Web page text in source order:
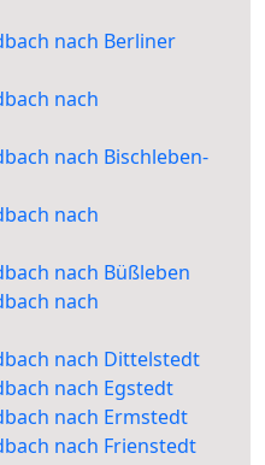
nach Berliner
nach
nach Bischleben-
nach
nach Büßleben
nach
nach Dittelstedt
nach Egstedt
nach Ermstedt
nach Frienstedt